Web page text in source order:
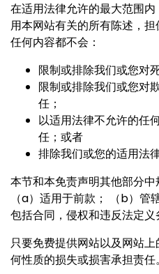
在适用法律允许的最大范围
用本网站有关的所有陈述，
任何内容都不会：
限制或排除我们或您对
限制或排除我们或您对
任；
以适用法律不允许的任
任；或者
排除我们或您的适用法
本节和本免责声明其他部分中
（a）适用于前款； （b）管
包括合同，侵权和违反法定义
只要免费提供网站以及网站
何性质的损失或损害承担责任。